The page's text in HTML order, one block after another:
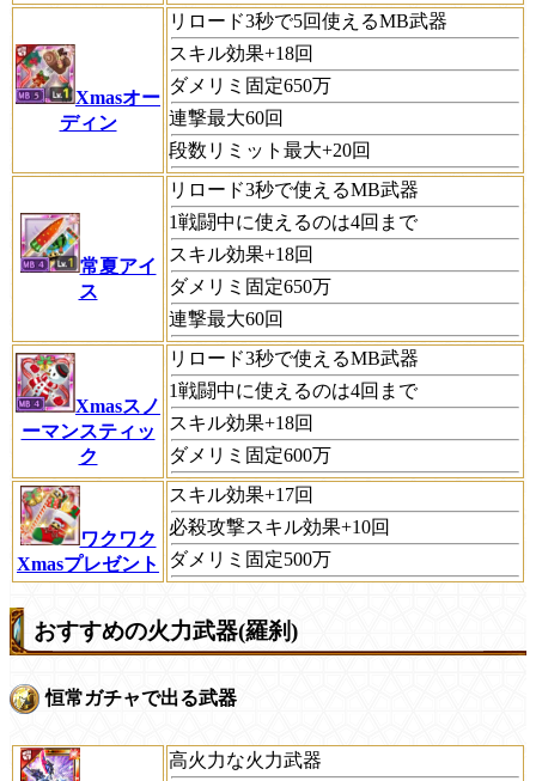
Xmasオー
ディン
リロード3秒で5回使えるMB武器
スキル効果+18回
ダメリミ固定650万
連撃最大60回
段数リミット最大+20回
常夏アイ
ス
リロード3秒で使えるMB武器
1戦闘中に使えるのは4回まで
スキル効果+18回
ダメリミ固定650万
連撃最大60回
Xmasスノ
ーマンスティッ
ク
リロード3秒で使えるMB武器
1戦闘中に使えるのは4回まで
スキル効果+18回
ダメリミ固定600万
ワクワク
Xmasプレゼント
スキル効果+17回
必殺攻撃スキル効果+10回
ダメリミ固定500万
おすすめの火力武器(羅刹)
恒常ガチャで出る武器
高火力な火力武器